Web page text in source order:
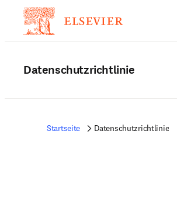
Datenschutzrichtlinie
Startseite Datenschutzrichtlinie